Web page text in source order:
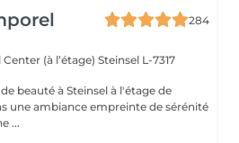
284
(à l’étage) Steinsel L-7317
beauté à Steinsel à l'étage de
une ambiance empreinte de sérénité
...